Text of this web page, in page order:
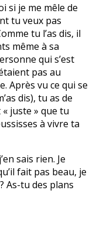
si je me mêle de
tu veux pas
tu l’as dis, il
même à sa
qui s’est
pas au
Après vu ce qui se
dis), tu as de
juste » que tu
à vivre ta
sais rien. Je
fait pas beau, je
As-tu des plans